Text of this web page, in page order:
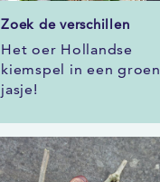
Zoek de verschillen
Het oer Hollandse
kiemspel in een groen
jasje!